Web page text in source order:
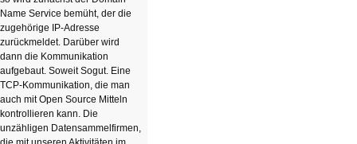
Name Service bemüht, der die
zugehörige IP-Adresse
zurückmeldet. Darüber wird
dann die Kommunikation
aufgebaut. Soweit Sogut. Eine
TCP-Kommunikation, die man
auch mit Open Source Mitteln
kontrollieren kann. Die
unzähligen Datensammelfirmen,